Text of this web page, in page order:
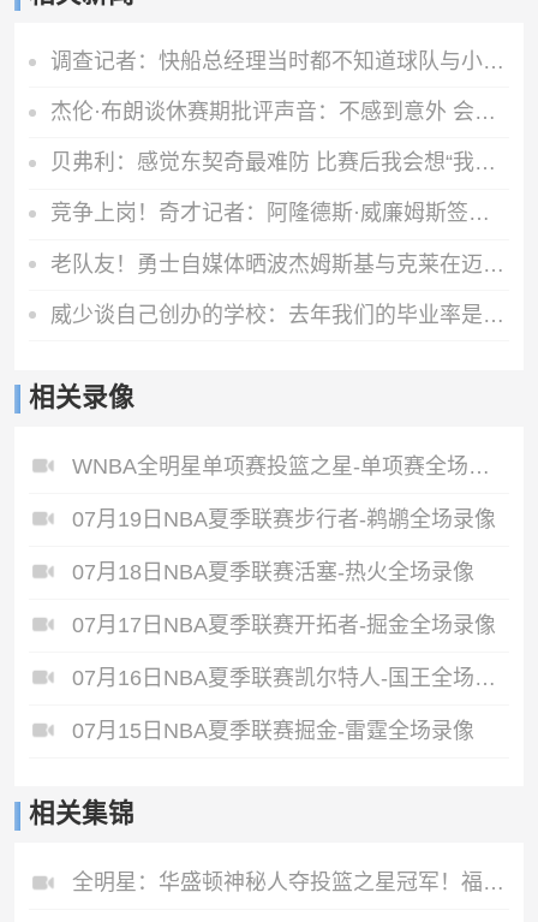
调查记者：快船总经理当时都不知道球队与小卡有多少份秘密协议
杰伦·布朗谈休赛期批评声音：不感到意外 会专注于应该专注的事
贝弗利：感觉东契奇最难防 比赛后我会想“我真的啥也做不了”
竞争上岗！奇才记者：阿隆德斯·威廉姆斯签的是一份训练营合同
老队友！勇士自媒体晒波杰姆斯基与克莱在迈阿密合练照片
威少谈自己创办的学校：去年我们的毕业率是百分之百
相关录像
WNBA全明星单项赛投篮之星-单项赛全场录像
07月19日NBA夏季联赛步行者-鹈鹕全场录像
07月18日NBA夏季联赛活塞-热火全场录像
07月17日NBA夏季联赛开拓者-掘金全场录像
07月16日NBA夏季联赛凯尔特人-国王全场录像
07月15日NBA夏季联赛掘金-雷霆全场录像
相关集锦
全明星：华盛顿神秘人夺投篮之星冠军！福德夺得三分大赛冠军！